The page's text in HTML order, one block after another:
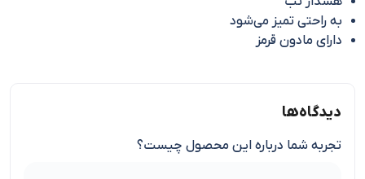
به راحتی تمیز می‌شود
دارای مادون قرمز
دیدگاه‌ها
تجربه شما درباره این محصول چیست؟